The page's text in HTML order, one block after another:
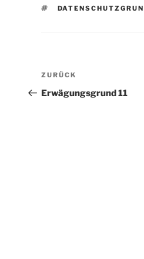
SCHLAGWÖRTER
Vorheriger
Beitrag
ZURÜCK
Erwägungsgrund 11